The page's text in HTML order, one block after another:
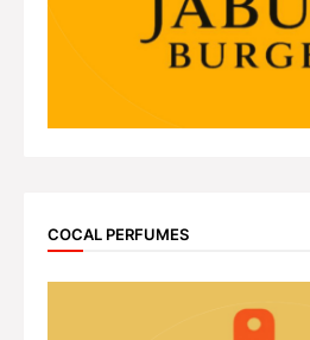
COCAL PERFUMES